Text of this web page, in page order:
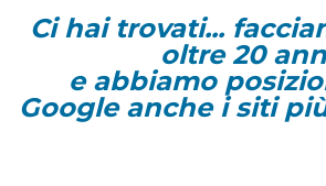
Ci hai trovati...
oltre 20
e abbiamo
Google anche i siti